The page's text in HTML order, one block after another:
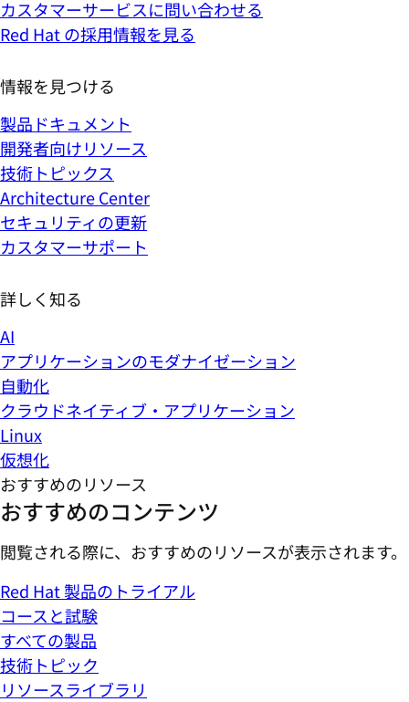
カスタマーサービスに問い合わせる
Red Hat の採用情報を見る
情報を見つける
製品ドキュメント
開発者向けリソース
技術トピックス
Architecture Center
セキュリティの更新
カスタマーサポート
詳しく知る
AI
アプリケーションのモダナイゼーション
自動化
クラウドネイティブ・アプリケーション
Linux
仮想化
おすすめのリソース
おすすめのコンテンツ
閲覧される際に、おすすめのリソースが表示されます。
Red Hat 製品のトライアル
コースと試験
すべての製品
技術トピック
リソースライブラリ